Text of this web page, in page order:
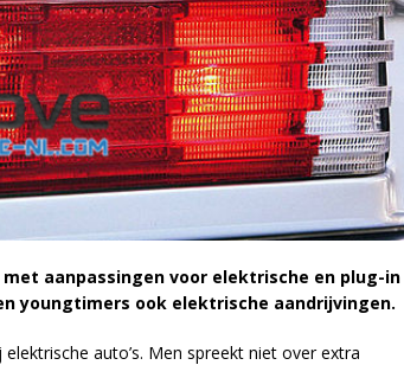
aanpassingen voor elektrische en plug-in
youngtimers ook elektrische aandrijvingen.
auto’s. Men spreekt niet over extra